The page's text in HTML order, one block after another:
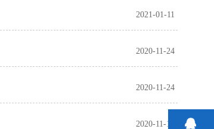
2021-01-11
2020-11-24
2020-11-24
2020-11-12